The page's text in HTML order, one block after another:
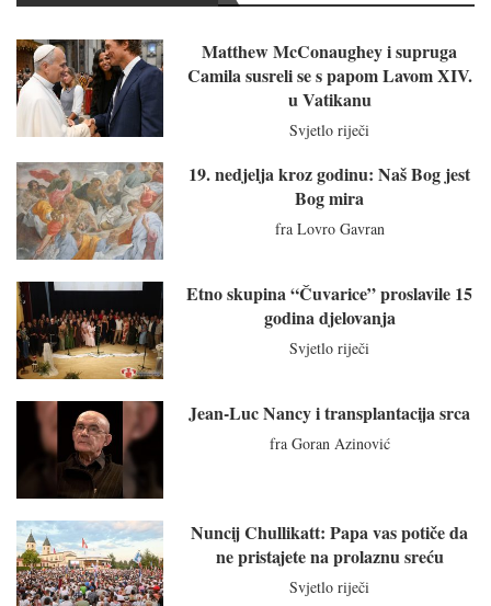
Matthew McConaughey i supruga
Camila susreli se s papom Lavom XIV.
u Vatikanu
Svjetlo riječi
19. nedjelja kroz godinu: Naš Bog jest
Bog mira
fra Lovro Gavran
Etno skupina “Čuvarice” proslavile 15
godina djelovanja
Svjetlo riječi
Jean-Luc Nancy i transplantacija srca
fra Goran Azinović
Nuncij Chullikatt: Papa vas potiče da
ne pristajete na prolaznu sreću
Svjetlo riječi